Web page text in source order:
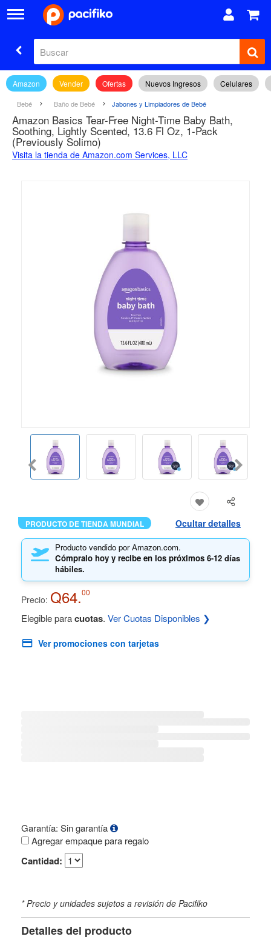
Amazon Vender Ofertas Nuevos Ingresos Celulares
Bebé Baño de Bebé Jabones y Limpiadores de Bebé
Amazon Basics Tear-Free Night-Time Baby Bath,
Soothing, Lightly Scented, 13.6 Fl Oz, 1-Pack
(Previously Solimo)
Visita la tienda de Amazon.com Services, LLC
PRODUCTO DE TIENDA MUNDIAL Ocultar detalles
Producto vendido por Amazon.com.
Cómpralo hoy y recibe en los próximos 6-12 días
hábiles.
Precio: Q64.00
Elegible paracuotas. Ver Cuotas Disponibles ❯
Ver promociones con tarjetas
Garantía: Sin garantía
Agregar empaque para regalo
Cantidad:
* Precio y unidades sujetos a revisión de Pacifiko
Detalles del producto